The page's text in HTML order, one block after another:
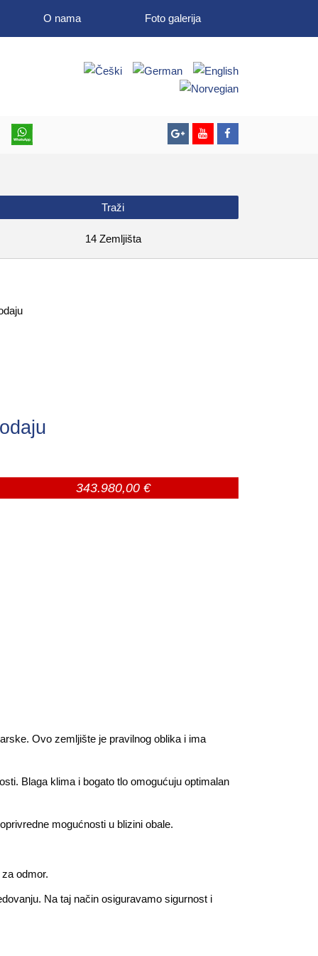
O nama Foto galerija
14 Zemljišta
343.980,00 €
Ovo zemljište je pravilnog oblika i ima
Blaga klima i bogato tlo omogućuju optimalan
mogućnosti u blizini obale.
odmor.
Na taj način osiguravamo sigurnost i